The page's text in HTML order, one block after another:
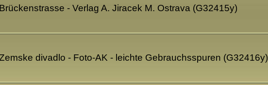
- Verlag A. Jiracek M. Ostrava (G32415y)
divadlo - Foto-AK - leichte Gebrauchsspuren (G32416y)